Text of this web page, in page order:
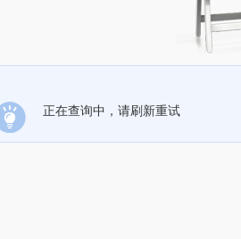
正在查询中，请刷新重试